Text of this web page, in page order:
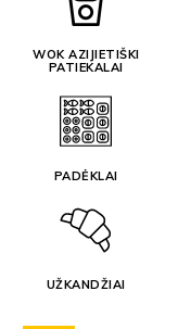
WOK AZIJIETIŠKI
PATIEKALAI
PADĖKLAI
UŽKANDŽIAI